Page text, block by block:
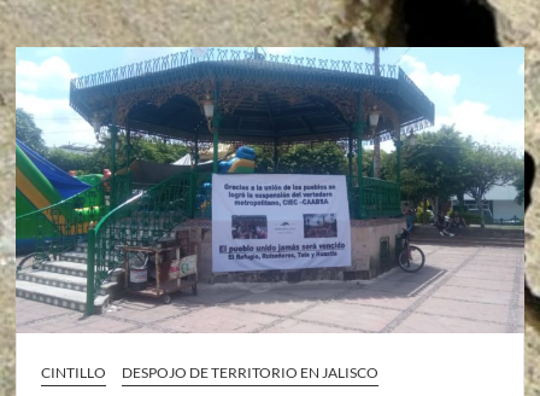
CINTILLO
DESPOJO DE TERRITORIO EN JALISCO